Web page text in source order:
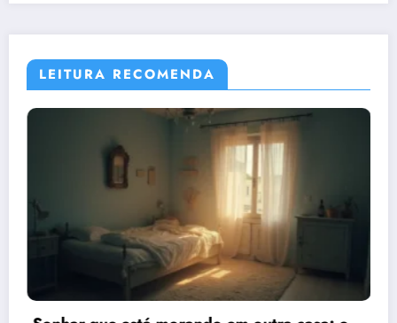
LEITURA RECOMENDA